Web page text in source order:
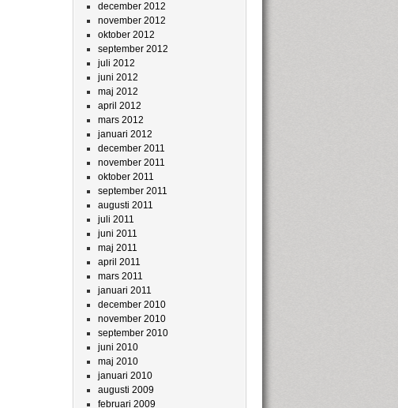
december 2012
november 2012
oktober 2012
september 2012
juli 2012
juni 2012
maj 2012
april 2012
mars 2012
januari 2012
december 2011
november 2011
oktober 2011
september 2011
augusti 2011
juli 2011
juni 2011
maj 2011
april 2011
mars 2011
januari 2011
december 2010
november 2010
september 2010
juni 2010
maj 2010
januari 2010
augusti 2009
februari 2009